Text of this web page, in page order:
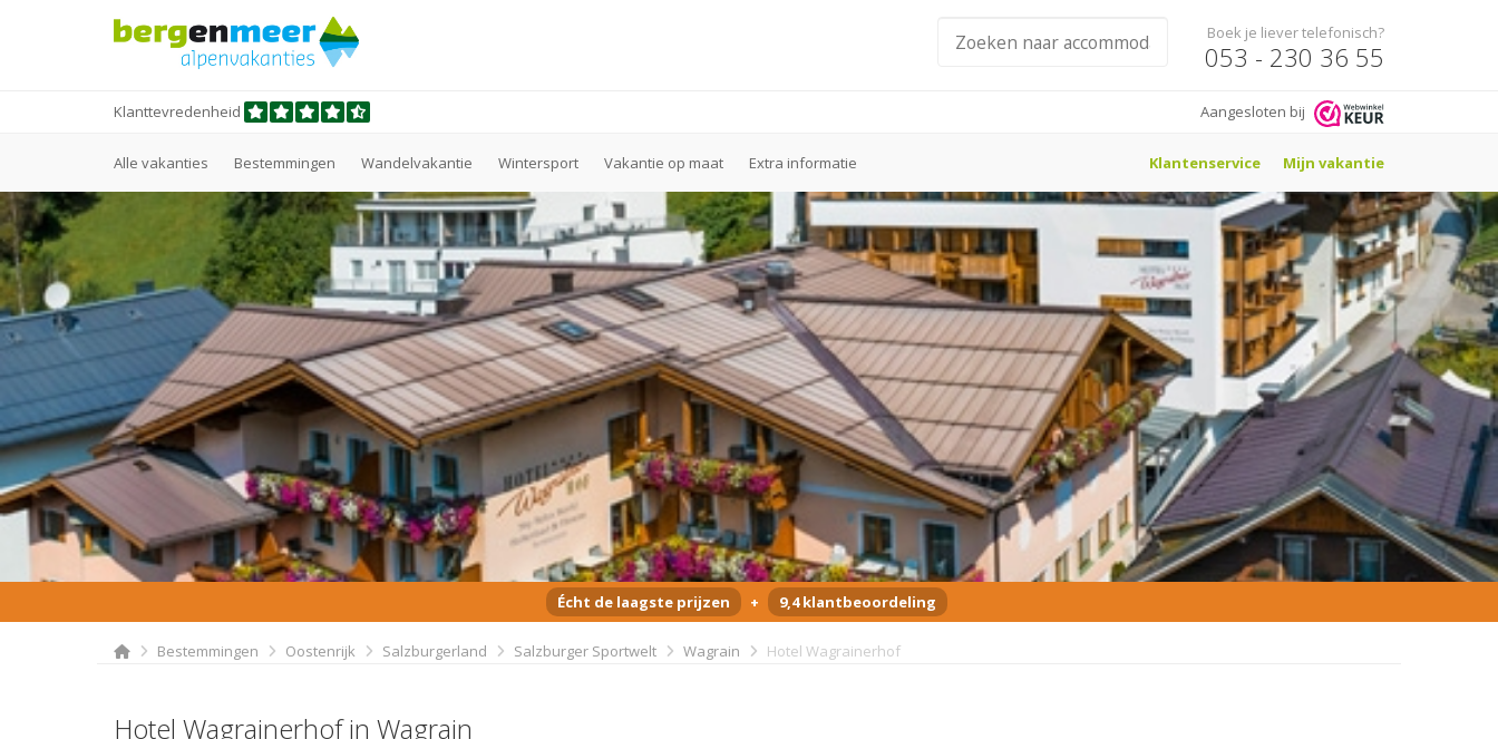
Boek je liever telefonisch?
053 - 230 36 55
Klanttevredenheid Aangesloten bij
Alle vakanties Bestemmingen Wandelvakantie Wintersport Vakantie op maat Extra informatie Klantenservice Mijn vakantie
Écht de laagste prijzen + 9,4 klantbeoordeling
Bestemmingen Oostenrijk Salzburgerland Salzburger Sportwelt Wagrain Hotel Wagrainerhof
Hotel Wagrainerhof in Wagrain